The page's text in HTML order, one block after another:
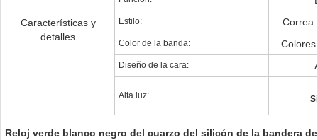
Características y
detalles
Estilo: Correa
Color de la banda:
Diseño de la cara:
Alta luz:
Reloj verde blanco negro del cuarzo del silicón de la bandera